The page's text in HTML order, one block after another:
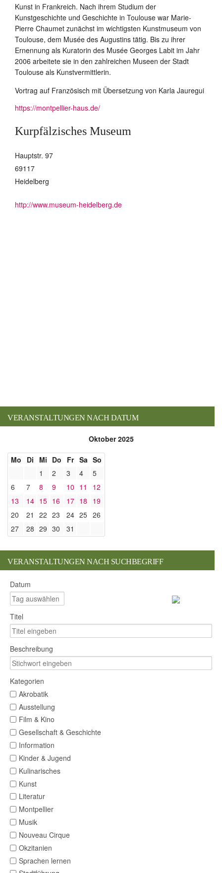
Kunst in Frankreich. Nach ihrem Studium der
Kunstgeschichte und Geschichte in Toulouse war Marie-
Pierre Chaumet zunächst im wichtigsten Kunstmuseum von
Toulouse, dem Musée des Augustins tätig. Bis zu ihrer
Ernennung als Kuratorin des Musée Georges Labit im Jahr
2006 arbeitete sie in den zahlreichen Museen der Stadt
Toulouse als Kunstvermittlerin.
Vortrag auf Französisch mit Übersetzung von Karla Jauregui
https://montpellier-haus.de/
Kurpfälzisches Museum
Hauptstr. 97
69117
Heidelberg
http://www.museum-heidelberg.de
VERANSTALTUNGEN NACH DATUM
Oktober 2025
Mo Di Mi Do Fr Sa So
1
2 3 4
5
6
7 8 9 10 11
12
13
14 15 16 17 18
19
20
21 22 23 24 25 26
27
28 29 30 31
VERANSTALTUNGEN NACH SUCHBEGRIFF
Datum
Titel
Beschreibung
Kategorien
Akrobatik
Ausstellung
Film & Kino
Gesellschaft & Geschichte
Information
Kinder & Jugend
Kulinarisches
Kunst
Literatur
Montpellier
Musik
Nouveau Cirque
Okzitanien
Sprachen lernen